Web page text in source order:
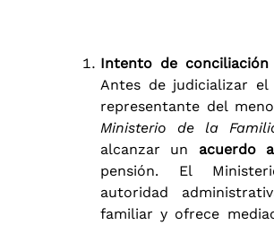
Intento de conciliación
Antes de judicializar
representante del
Ministerio de la
alcanzar un acuerdo
pensión. El
autoridad
familiar y ofrece